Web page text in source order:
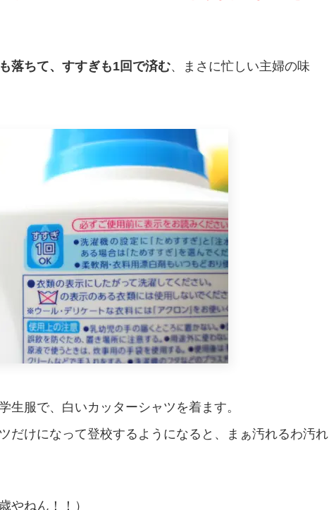
落ちて、すすぎも1回で済む、まさに忙しい主婦の味
服で、白いカッターシャツを着ます。
だけになって登校するようになると、まぁ汚れるわ汚れ
やねん！！）